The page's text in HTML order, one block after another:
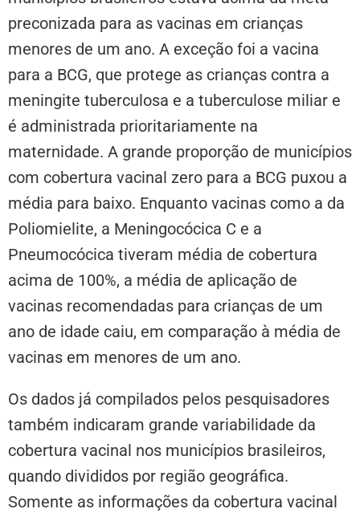
preconizada para as vacinas em crianças
menores de um ano. A exceção foi a vacina
para a BCG, que protege as crianças contra a
meningite tuberculosa e a tuberculose miliar e
é administrada prioritariamente na
maternidade. A grande proporção de municípios
com cobertura vacinal zero para a BCG puxou a
média para baixo. Enquanto vacinas como a da
Poliomielite, a Meningocócica C e a
Pneumocócica tiveram média de cobertura
acima de 100%, a média de aplicação de
vacinas recomendadas para crianças de um
ano de idade caiu, em comparação à média de
vacinas em menores de um ano.
Os dados já compilados pelos pesquisadores
também indicaram grande variabilidade da
cobertura vacinal nos municípios brasileiros,
quando divididos por região geográfica.
Somente as informações da cobertura vacinal